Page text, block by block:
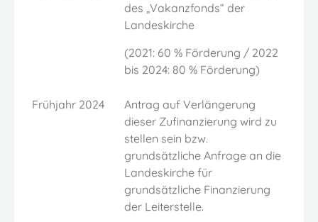
des „Vakanzfonds“ der
Landeskirche
(2021: 60 % Förderung / 2022
bis 2024: 80 % Förderung)
Frühjahr 2024
Antrag auf Verlängerung
dieser Zufinanzierung wird zu
stellen sein bzw.
grundsätzliche Anfrage an die
Landeskirche für
grundsätzliche Finanzierung
der Leiterstelle.